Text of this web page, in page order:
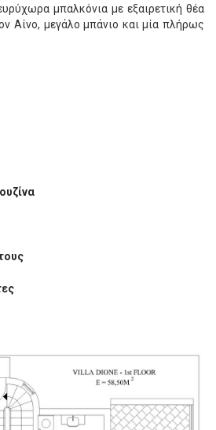
μπαλκόνια με εξαιρετική θέα
Αίνο, μεγάλο μπάνιο και μία πλήρως